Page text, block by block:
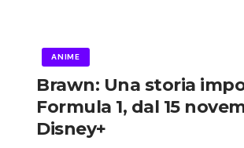
ANIME
Brawn: Una storia
Formula 1, dal 15
Disney+